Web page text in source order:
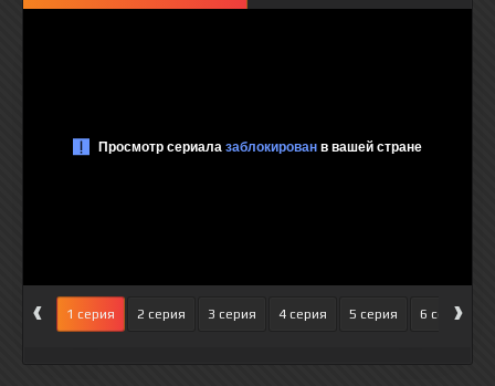
‹ 1 серия 2 серия 3 серия 4 серия 5 серия 6 серия
›